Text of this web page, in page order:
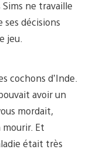
ne travaille
ses décisions
jeu.
cochons d’Inde.
avoir un
mordait,
Et
était très